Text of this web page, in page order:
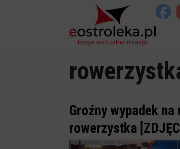
Groźny wypadek
rowerzystka